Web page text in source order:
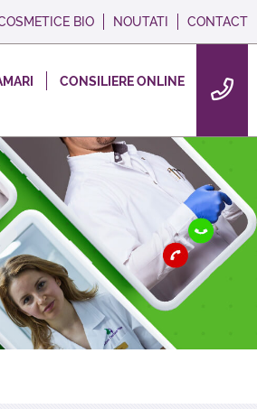
BIO NOUTATI CONTACT
CONSILIERE ONLINE